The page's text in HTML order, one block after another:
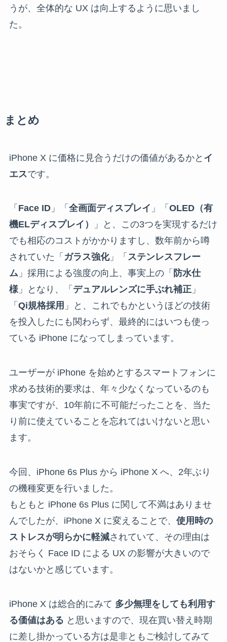
うが、全体的な UX は向上するように思いまし
た。
まとめ
iPhone X に価格に見合うだけの価値があるかと イ
エスです。
「 Face ID」「 全画面ディスプレイ 」「 OLED（有
機ELディスプレイ）
」と、この3つを実現するだけ
でも相応のコストがかかりますし、数年前から噂
されていた「 ガラス強化」「 ステンレスフレー
ム」採用による強度の向上、事実上の「 防水仕
様」となり、「 デュアルレンズに手ぶれ補正」
「 Qi規格採用 」と、これでもかというほどの技術
を投入したにも関わらず、最終的にはいつも使っ
ている iPhone になってしまっています。
ユーザーが iPhone を始めとするスマートフォンに
求める技術的要求は、年々少なくなっているのも
事実ですが、10年前に不可能だったことを、当た
り前に使えていることを忘れてはいけないと思い
ます。
今回、iPhone 6s Plus から iPhone X へ、2年ぶり
の機種変更を行いました。
もともと iPhone 6s Plus に関して不満はありませ
んでしたが、iPhone X に変えることで、 使用時の
ストレスが明らかに軽減されていて、その理由は
おそらく Face ID による UX の影響が大きいので
はないかと感じています。
iPhone X は総合的にみて 多少無理をしても利用す
る価値はある と思いますので、現在買い替え時期
に差し掛かっている方は是非ともご検討してみて